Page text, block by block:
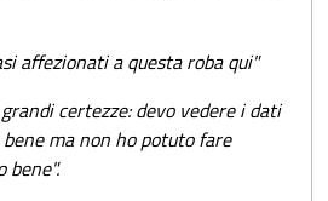
affezionati a questa roba qui"
certezze: devo vedere i dati
ma non ho potuto fare
bene".